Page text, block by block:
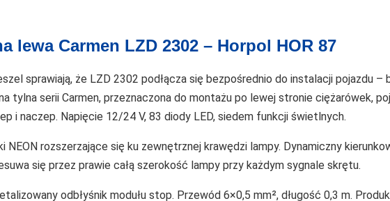
lewa Carmen LZD 2302 – Horpol HOR 87
sprawiają, że LZD 2302 podłącza się bezpośrednio do instalacji pojazdu –
tylna serii Carmen, przeznaczona do montażu po lewej stronie ciężarówek,
i naczep. Napięcie 12/24 V, 83 diody LED, siedem funkcji świetlnych.
rozszerzające się ku zewnętrznej krawędzi lampy. Dynamiczny
się przez prawie całą szerokość lampy przy każdym sygnale skrętu.
odbłyśnik modułu stop. Przewód 6×0,5 mm², długość 0,3 m.